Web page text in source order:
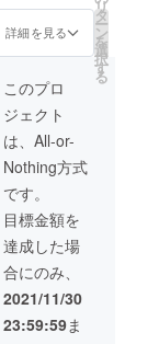
生徒に対し
て
方向の授業
ではなく、
複数人で話
し合いなが
ら楽しんで
勉強する
授業で尽力
した。
分、メールに
て送らせていた
有効期限は、２
０２１年１２
月〜２０２３年
１２月末までと
させていただき
ます。
詳細を見る
リ
タ
ー
ン
を
選
択
す
る
このプロ
ジェクト
は、All-or-
Nothing方式
です。
目標金額を
達成した場
合にのみ、
2021/11/30
23:59:59ま